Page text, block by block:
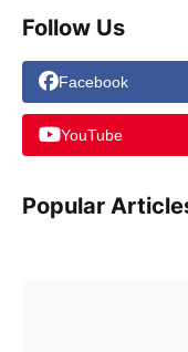
Follow Us
Facebook
YouTube
Popular